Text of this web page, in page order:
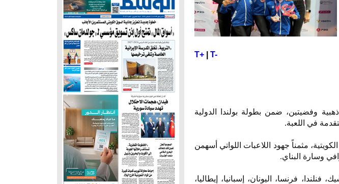
T+| T-
للفتيات 3 ميداليات بواقع ذهبية وفضيتين، ضمن بطولة بولندا الدولية
في اللعبة.
مثمناً جهود اللاعبات اللواتي أسهمن
وسارة البناي.
23 دولة هي: بلجيكا، التشيك، فنلندا، فرنسا، اليونان، إسبانيا، إيطاليا،